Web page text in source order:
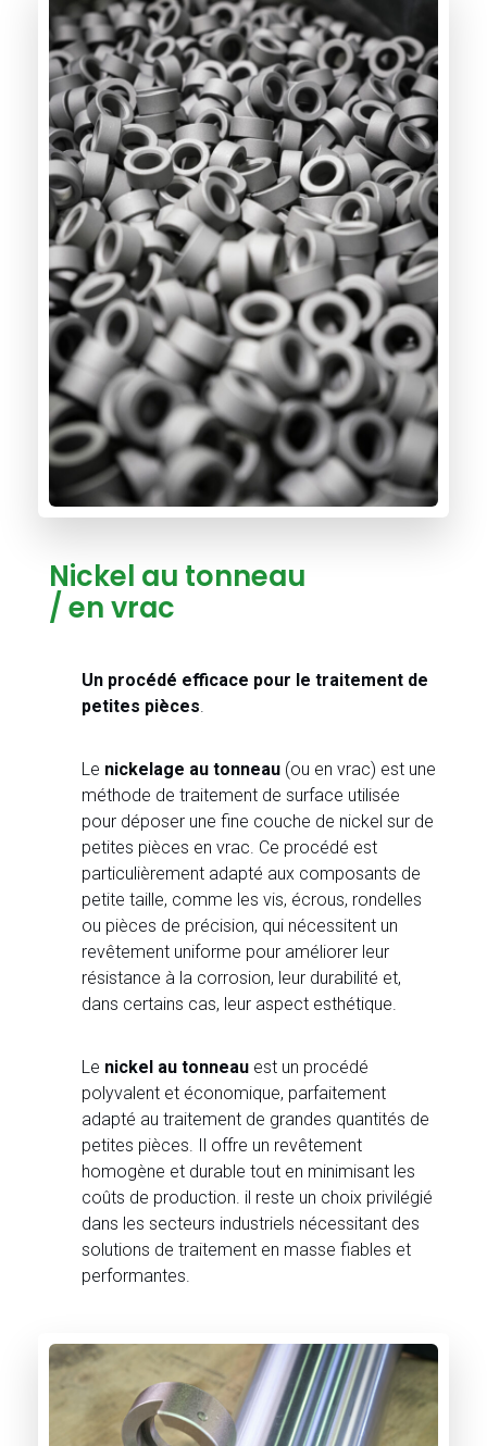
Nickel au tonneau
/ en vrac
Un procédé efficace pour le traitement de
petites pièces.
Le nickelage au tonneau (ou en vrac) est une
méthode de traitement de surface utilisée
pour déposer une fine couche de nickel sur de
petites pièces en vrac. Ce procédé est
particulièrement adapté aux composants de
petite taille, comme les vis, écrous, rondelles
ou pièces de précision, qui nécessitent un
revêtement uniforme pour améliorer leur
résistance à la corrosion, leur durabilité et,
dans certains cas, leur aspect esthétique.
Le nickel au tonneau est un procédé
polyvalent et économique, parfaitement
adapté au traitement de grandes quantités de
petites pièces. Il offre un revêtement
homogène et durable tout en minimisant les
coûts de production. il reste un choix privilégié
dans les secteurs industriels nécessitant des
solutions de traitement en masse fiables et
performantes.